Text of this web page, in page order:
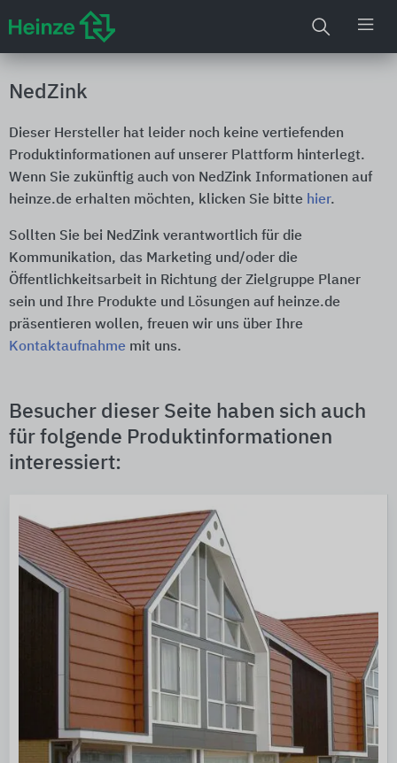
NedZink
Dieser Hersteller hat leider noch keine vertiefenden
Produktinformationen auf unserer Plattform hinterlegt.
Wenn Sie zukünftig auch von NedZink Informationen auf
heinze.de erhalten möchten, klicken Sie bitte hier.
Sollten Sie bei NedZink verantwortlich für die
Kommunikation, das Marketing und/oder die
Öffentlichkeitsarbeit in Richtung der Zielgruppe Planer
sein und Ihre Produkte und Lösungen auf heinze.de
präsentieren wollen, freuen wir uns über Ihre
Kontaktaufnahme mit uns.
Besucher dieser Seite haben sich auch
für folgende Produktinformationen
interessiert: